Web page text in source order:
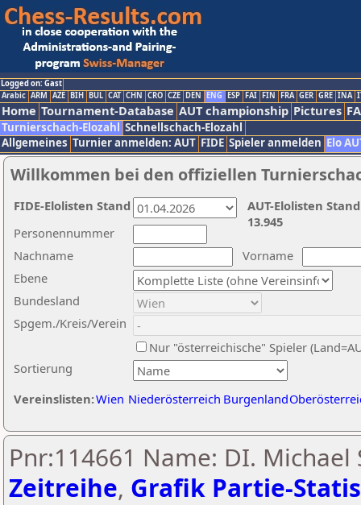
Logged on: Gast
Arabic ARM AZE BIH BUL CAT CHN CRO CZE DEN ENG ESP FAI FIN FRA GER GRE INA
Home Tournament-Database AUT championship Pictures
Turnierschach-Elozahl Schnellschach-Elozahl
Allgemeines Turnier anmelden: AUT FIDE Spieler anmelden Elo
Willkommen bei den offiziellen
Nachname
Vorname
Ebene
Sortierung
Personennummer
Bundesland
Spgem./Kreis/Verein
Nur "österreichische" Spieler
Vereinslisten:Wien Niederösterreich Burgenland
AUT-Elolisten
13.945
FIDE-Elolisten Stand
Pnr:114661 Name: DI. Michael
Zeitreihe, Grafik Partie-